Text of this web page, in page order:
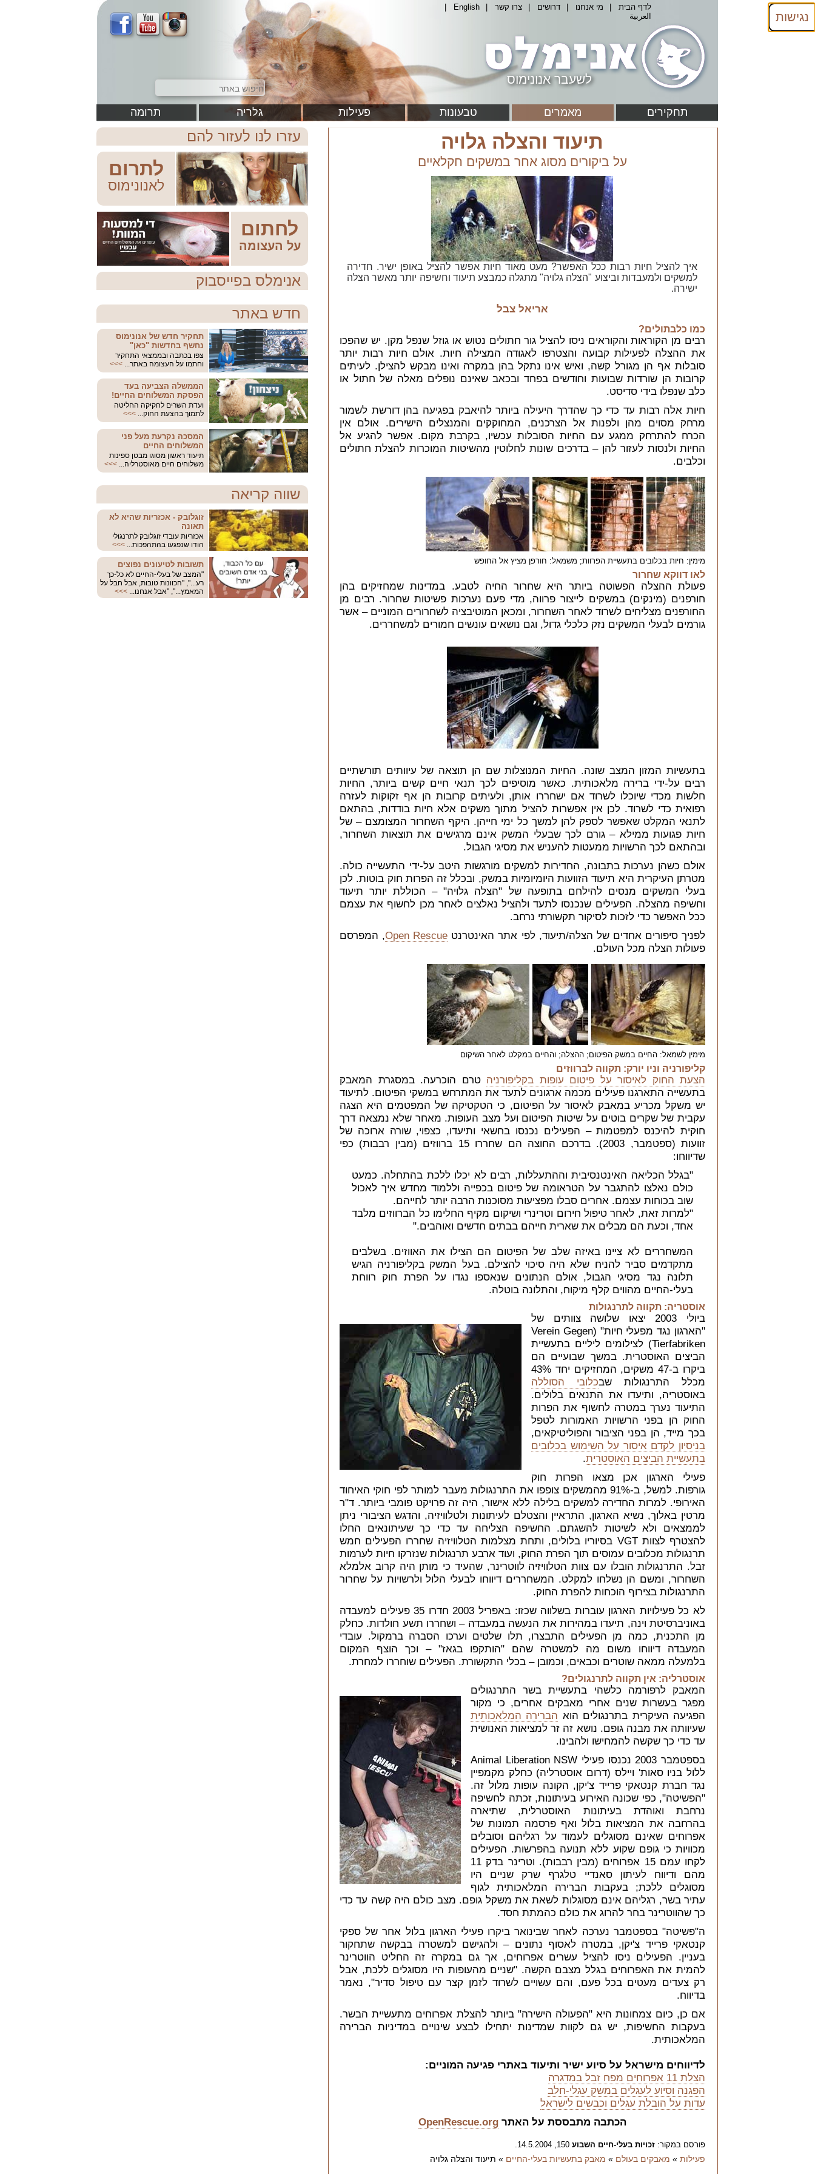
נגישות
תחקירים מאמרים טבעונות פעילות גלריה תרומה
לשעבר אנונימוס
לדף הבית מי אנחנו דרושים צרו קשר English
العربية
תיעוד והצלה גלויה
על ביקורים מסוג אחר במשקים חקלאיים
איך להציל חיות רבות ככל האפשר? מעט מאוד חיות אפשר להציל באופן ישיר. חדירה
למשקים ולמעבדות וביצוע "הצלה גלויה" מתגלה כמבצע תיעוד וחשיפה יותר מאשר הצלה
ישירה.
אריאל צבל
כמו כלבתולים?
רבים מן הקוראות והקוראים ניסו להציל גור חתולים נטוש או גוזל שנפל מקן. יש שהפכו
את ההצלה לפעילות קבועה והצטרפו לאגודה המצילה חיות. אולם חיות רבות יותר
סובלות אף הן מגורל קשה, ואיש אינו נתקל בהן במקרה ואינו מבקש להצילן. לעיתים
קרובות הן שורדות שבועות וחודשים בפחד ובכאב שאינם נופלים מאלה של חתול או
כלב שנפלו בידי סדיסט.
חיות אלה רבות עד כדי כך שהדרך היעילה ביותר להיאבק בפגיעה בהן דורשת לשמור
מרחק מסוים מהן ולפנות אל הצרכנים, המחוקקים והמנצלים הישירים. אולם אין
הכרח להתרחק ממגע עם החיות הסובלות עכשיו, בקרבת מקום. אפשר להגיע אל
החיות ולנסות לעזור להן – בדרכים שונות לחלוטין מהשיטות המוכרות להצלת חתולים
וכלבים.
מימין: חיות בכלובים בתעשיית הפרוות; משמאל: חורפן מציץ אל החופש
לאו דווקא שחרור
פעולת ההצלה הפשוטה ביותר היא שחרור החיה לטבע. במדינות שמחזיקים בהן
חורפנים (מינקים) במשקים לייצור פרווה, מדי פעם נערכות פשיטות שחרור. רבים מן
החורפנים מצליחים לשרוד לאחר השחרור, ומכאן המוטיבציה לשחרורים המוניים– אשר
גורמים לבעלי המשקים נזק כלכלי גדול, וגם נושאים עונשים חמורים למשחררים.
בתעשיות המזון המצב שונה. החיות המנוצלות שם הן תוצאה של עיוותים תורשתיים
רבים על-ידי ברירה מלאכותית. כאשר מוסיפים לכך תנאי חיים קשים ביותר, החיות
חלשות מכדי שיוכלו לשרוד אם ישחררו אותן, ולעיתים קרובות הן אף זקוקות לעזרה
רפואית כדי לשרוד. לכן אין אפשרות להציל מתוך משקים אלא חיות בודדות, בהתאם
לתנאי המקלט שאפשר לספק להן למשך כל ימי חייהן. היקף השחרור המצומצם– של
חיות פגועות ממילא– גורם לכך שבעלי המשק אינם מרגישים את תוצאות השחרור,
ובהתאם לכך הרשויות ממעטות להעניש את מסיגי הגבול.
אולם כשהן נערכות בתבונה, החדירות למשקים מורגשות היטב על-ידי התעשייה כולה.
מטרתן העיקרית היא תיעוד הזוועות היומיומיות במשק, ובכלל זה הפרות חוק בוטות. לכן
בעלי המשקים מנסים להילחם בתופעה של "הצלה גלויה"– הכוללת יותר תיעוד
וחשיפה מהצלה. הפעילים שנכנסו לתעד ולהציל נאלצים לאחר מכן לחשוף את עצמם
ככל האפשר כדי לזכות לסיקור תקשורתי נרחב.
לפניך סיפורים אחדים של הצלה/תיעוד, לפי אתר האינטרנט Open Rescue, המפרסם
פעולות הצלה מכל העולם.
מימין לשמאל: החיים במשק הפיטום; ההצלה; והחיים במקלט לאחר השיקום
קליפורניה וניו יורק: תקווה לברווזים
הצעת החוק לאיסור על פיטום עופות בקליפורניה טרם הוכרעה. במסגרת המאבק
בתעשייה התארגנו פעילים מכמה ארגונים לתעד את המתרחש במשקי הפיטום. לתיעוד
יש משקל מכריע במאבק לאיסור על הפיטום, כי הטקטיקה של המפטמים היא הצגה
עקבית של שקרים בוטים על שיטות הפיטום ועל מצב העופות. מאחר שלא נמצאה דרך
חוקית להיכנס למפטמות – הפעילים נכנסו בחשאי ותיעדו, כצפוי, שורה ארוכה של
זוועות (ספטמבר, 2003). בדרכם החוצה הם שחררו 15 ברווזים (מבין רבבות) כפי
שדיווחו:
"בגלל הכליאה האינטנסיבית וההתעללות, רבים לא יכלו ללכת בהתחלה. כמעט
כולם נאלצו להתגבר על הטראומה של פיטום בכפייה וללמוד מחדש איך לאכול
שוב בכוחות עצמם. אחרים סבלו מפציעות מסוכנות הרבה יותר לחייהם.
"למרות זאת, לאחר טיפול חירום וטרינרי ושיקום מקיף החלימו כל הברווזים מלבד
אחד, וכעת הם מבלים את שארית חייהם בבתים חדשים ואוהבים."
המשחררים לא ציינו באיזה שלב של הפיטום הם הצילו את האווזים. בשלבים
מתקדמים סביר להניח שלא היה סיכוי להצילם. בעל המשק בקליפורניה הגיש
תלונה נגד מסיגי הגבול, אולם הנתונים שנאספו נגדו על הפרת חוק רווחת
בעלי-החיים מהווים קלף מיקוח, והתלונה בוטלה.
אוסטריה: תקווה לתרנגולות
ביולי 2003 יצאו שלושה צוותים של
"הארגון נגד מפעלי חיות" (Verein Gegen
Tierfabriken) לצילומים ליליים בתעשיית
הביצים האוסטרית. במשך שבועיים הם
ביקרו ב-47 משקים, המחזיקים יחד 43%
מכלל התרנגולות שבכלובי הסוללה
באוסטריה, ותיעדו את התנאים בלולים.
התיעוד נערך במטרה לחשוף את הפרות
החוק הן בפני הרשויות האמורות לטפל
בכך מייד, הן בפני הציבור והפוליטיקאים,
בניסיון לקדם איסור על השימוש בכלובים
בתעשיית הביצים האוסטרית.
פעילי הארגון אכן מצאו הפרות חוק
גורפות. למשל, ב-91% מהמשקים צופפו את התרנגולות מעבר למותר לפי חוקי האיחוד
האירופי. למרות החדירה למשקים בלילה ללא אישור, היה זה פרויקט פומבי ביותר. ד"ר
מרטין באלוך, נשיא הארגון, התראיין והצטלם לעיתונות ולטלוויזיה, והדגש הציבורי ניתן
לממצאים ולא לשיטות להשגתם. החשיפה הצליחה עד כדי כך שעיתונאים החלו
להצטרף לצוות VGT בסיוריו בלולים, ותחת מצלמות הטלוויזיה שחררו הפעילים חמש
תרנגולות מכלובים עמוסים תוך הפרת החוק, ועוד ארבע תרנגולות שנזרקו חיות לערמות
זבל. התרנגולות הובלו עם צוות הטלוויזיה לווטרינר, שהעיד כי מותן היה קרוב אלמלא
השחרור, ומשם הן נשלחו למקלט. המשחררים דיווחו לבעלי הלול ולרשויות על שחרור
התרנגולות בצירוף הוכחות להפרת החוק.
לא כל פעילויות הארגון עוברות בשלווה שכזו: באפריל 2003 חדרו 35 פעילים למעבדה
באוניברסיטת וינה, תיעדו במהירות את הנעשה במעבדה – ושחררו תשע חולדות. כחלק
מן התכנית, כמה מן הפעילים התבצרו, תלו שלטים וערכו הסברה ברמקול. עובדי
המעבדה דיווחו משום מה למשטרה שהם "הותקפו בגאז" – וכך הוצף המקום
בלמעלה ממאה שוטרים וכבאים, וכמובן – בכלי התקשורת. הפעילים שוחררו למחרת.
אוסטרליה: אין תקווה לתרנגולים?
המאבק לרפורמה כלשהי בתעשיית בשר התרנגולים
מפגר בעשרות שנים אחרי מאבקים אחרים, כי מקור
הפגיעה העיקרית בתרנגולים הוא הברירה המלאכותית
שעיוותה את מבנה גופם. נושא זה זר למציאות האנושית
עד כדי כך שקשה להמחישו ולהבינו.
בספטמבר 2003 נכנסו פעילי Animal Liberation NSW
ללול בניו סאות' ויילס (דרום אוסטרליה) כחלק מקמפיין
נגד חברת קנטאקי פרייד צ'יקן, הקונה עופות מלול זה.
"הפשיטה", כפי שכונה האירוע בעיתונות, זכתה לחשיפה
נרחבת ואוהדת בעיתונות האוסטרלית, שתיארה
בהרחבה את המציאות בלול ואף פרסמה תמונות של
אפרוחים שאינם מסוגלים לעמוד על רגליהם וסובלים
מכוויות כי גופם שקוע ללא תנועה בהפרשות. הפעילים
לקחו עמם 15 אפרוחים (מבין רבבות). וטרינר בדק 11
מהם ודיווח לעיתון סאנדיי טלגרף שרק שניים היו
מסוגלים ללכת; בעקבות הברירה המלאכותית לגוף
עתיר בשר, רגליהם אינם מסוגלות לשאת את משקל גופם. מצב כולם היה קשה עד כדי
כך שהווטרינר בחר להרוג את כולם כהמתת חסד.
ה"פשיטה" בספטמבר נערכה לאחר שבינואר ביקרו פעילי הארגון בלול אחר של ספקי
קנטאקי פרייד צ'יקן, במטרה לאסוף נתונים – ולהגישם למשטרה בבקשה שתחקור
בעניין. הפעילים ניסו להציל עשרים אפרוחים, אך גם במקרה זה החליט הווטרינר
להמית את האפרוחים בגלל מצבם הקשה. "שניים מהעופות היו מסוגלים ללכת, אבל
רק צעדים מעטים בכל פעם, והם עשויים לשרוד לזמן קצר עם טיפול סדיר", נאמר
בדיווח.
אם כן, כיום צמחונות היא "הפעולה הישירה" ביותר להצלת אפרוחים מתעשיית הבשר.
בעקבות החשיפות, יש גם לקוות שמדינות יתחילו לבצע שינויים במדיניות הברירה
המלאכותית.
לדיווחים מישראל על סיוע ישיר ותיעוד באתרי פגיעה המוניים:
הצלת 11 אפרוחים מפח זבל במדגרה
הפגנה וסיוע לעגלים במשק עגלי-חלב
עדות על הובלת עגלים וכבשים לישראל
הכתבה מתבססת על האתר OpenRescue.org
פורסם במקור: זכויות בעלי-חיים השבוע
פעילות » מאבקים בעולם » מאבק בתעשיות בעלי-החיים » תיעוד והצלה גלויה
עזרו לנו לעזור להם
לתרום
לאנונימוס
לחתום
על העצומה
אנימלס בפייסבוק
חדש באתר
תחקיר חדש של אנונימוס
נחשף בחדשות "כאן"
צפו בכתבה ובממצאי התחקיר
וחתמו על העצומה באתר... >>>
הממשלה הצביעה בעד
הפסקת המשלוחים החיים!
ועדת השרים לחקיקה החליטה
לתמוך בהצעת החוק... >>>
המסכה נקרעת מעל פני
המשלוחים החיים
תיעוד ראשון מסוגו מבטן ספינות
משלוחים חיים מאוסטרליה... >>>
שווה קריאה
זוגלובק - אכזריות שהיא לא
תאונה
אכזריות עובדי זוגלובק לתרנגולי
הודו שנפגעו בהתהפכות... >>>
תשובות לטיעונים נפוצים
"המצב של בעלי-החיים לא כל-כך
רע...", "הכוונות טובות, אבל חבל על
המאמץ...", "אבל אנחנו... >>>